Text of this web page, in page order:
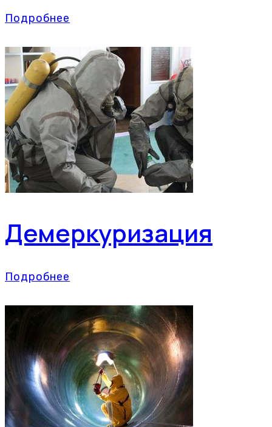
Подробнее
Демеркуризация
Подробнее